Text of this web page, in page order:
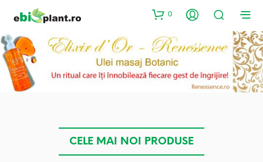
0
CELE MAI NOI PRODUSE